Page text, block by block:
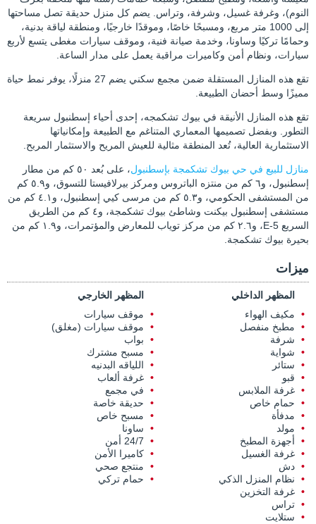
النوم)، وغرفة غسيل، وشرفة، وتراس. يضم كل منزل حديقة تصل مساحتها
إلى 1000 متر مربع، ومسبحًا خاصًا، وموقدًا خارجيًا، ومنطقة لياقة بدنية،
وحمامًا تركيًا وساونا، وخدمة صيانة فنية، وموقف سيارات مغطى يتسع لأربع
سيارات، ونظام أمن وكاميرات مراقبة يعمل على مدار الساعة.
تقع هذه المنازل المستقلة ضمن مجمع سكني يضم 27 منزلًا، يوفر نمط حياة
مميزًا وسط أحضان الطبيعة.
تقع هذه المنازل الأنيقة في بيوك تشكمجه، إحدى أحياء إسطنبول سريعة
التطور. وبفضل تصميمها المعماري المتناغم مع الطبيعة وإمكانياتها
الاستثمارية العالية، تُعد المنطقة مثالية للعيش المريح والاستثمار المربح.
منازل للبيع في حي بيوك تشكمجة بإسطنبول
، على بُعد ٥٠ كم من مطار
إسطنبول، و٦ كم من منتزه الباتروس ومركز بيرلافيستا للتسوق، و٥.٩ كم
من المستشفى الحكومي، و٥.٣ كم من مرسى كيي إسطنبول، و٤.١ كم من
مستشفى إسطنبول بيكنت وشاطئ بيوك تشكمجة، و٤ كم من الطريق
السريع E-5، و٢.٦ كم من مركز توياب للمعارض والمؤتمرات، و١.٩ كم من
بحيرة بيوك تشكمجة.
ميزات
المظهر الداخلي
مكيف الهواء
مطبخ منفصل
شرفة
شواية
ستائر
قبو
غرفة الملابس
حمام خاص
مدفأة
مولد
أجهزة المطبخ
غرفة الغسيل
دش
نظام المنزل الذكي
غرفة التخزين
تراس
ستلايت
المظهر الخارجي
موقف سيارات
موقف سيارات (مغلق)
بواب
مسبح مشترك
اللياقه البدنيه
غرفة ألعاب
في مجمع
حديقة خاصة
مسبح خاص
ساونا
24/7 أمن
كاميرا الأمن
منتجع صحي
حمام تركي